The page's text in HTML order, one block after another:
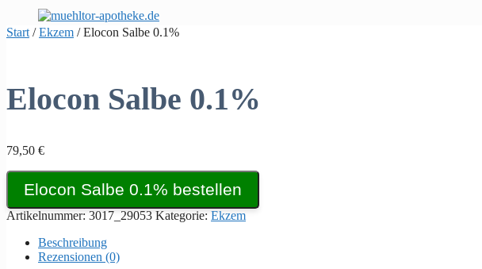
Inhalt
springen
Start /Ekzem / Elocon Salbe 0.1%
Elocon Salbe 0.1%
79,50 €
Elocon Salbe 0.1% bestellen
Artikelnummer: 3017_29053 Kategorie: Ekzem
Beschreibung
Rezensionen (0)